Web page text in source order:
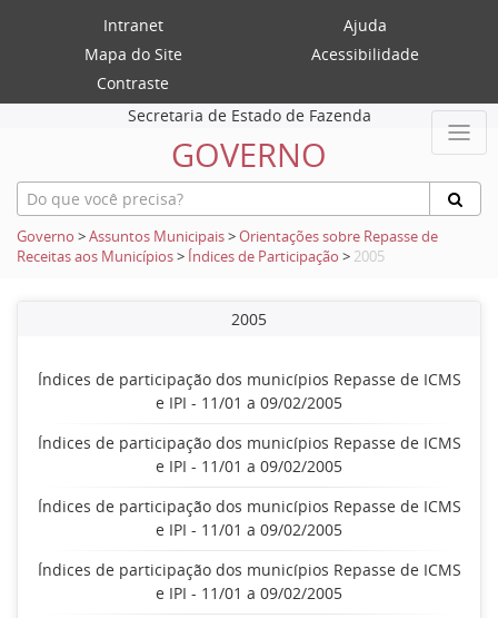
Intranet
Ajuda
Mapa do Site
Acessibilidade
Contraste
Secretaria de Estado de Fazenda
GOVERNO
Governo >Assuntos Municipais>Orientações sobre Repasse de
Receitas aos Municípios> Índices de Participação > 2005
2005
Índices de participação dos municípios Repasse de ICMS
e IPI - 11/01 a 09/02/2005
Índices de participação dos municípios Repasse de ICMS
e IPI - 11/01 a 09/02/2005
Índices de participação dos municípios Repasse de ICMS
e IPI - 11/01 a 09/02/2005
Índices de participação dos municípios Repasse de ICMS
e IPI - 11/01 a 09/02/2005